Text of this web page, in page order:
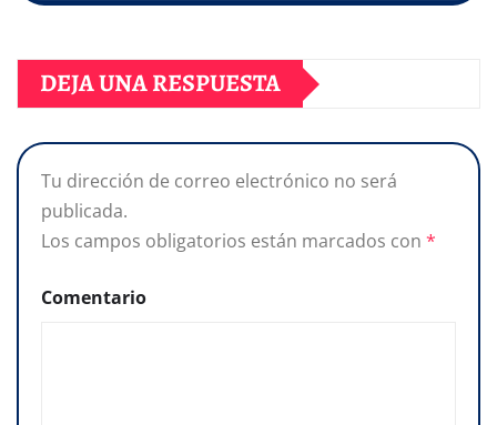
DEJA UNA RESPUESTA
Tu dirección de correo electrónico no será
publicada.
Los campos obligatorios están marcados con *
Comentario